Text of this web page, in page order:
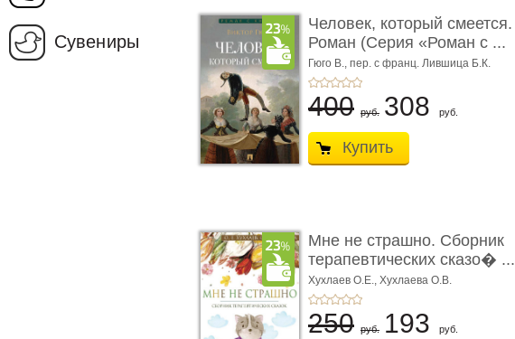
Сувениры
Человек, который смеется.
Роман (Серия «Роман с ...
Гюго В., пер. с франц. Лившица Б.К.
400 руб. 308 руб.
Купить
Мне не страшно. Сборник
терапевтических сказо� ...
Хухлаев О.Е., Хухлаева О.В.
250 руб. 193 руб.